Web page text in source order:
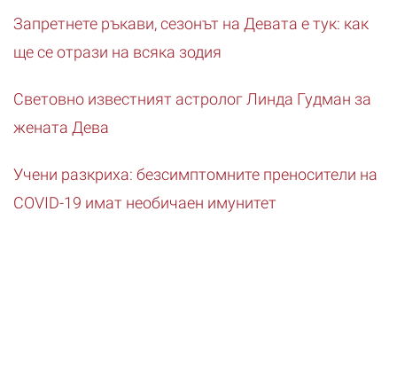
Запретнете ръкави, сезонът на Девата е тук: как
ще се отрази на всяка зодия
Световно известният астролог Линда Гудман за
жената Дева
Учени разкриха: безсимптомните преносители на
COVID-19 имат необичаен имунитет